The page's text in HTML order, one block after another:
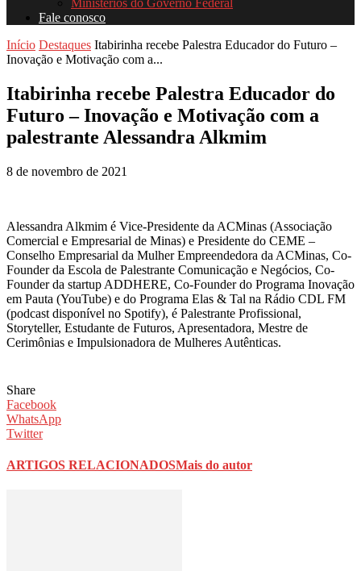
Ministérios do Governo Federal
Fale conosco
Início Destaques Itabirinha recebe Palestra Educador do Futuro –
Inovação e Motivação com a...
Itabirinha recebe Palestra Educador do
Futuro – Inovação e Motivação com a
palestrante Alessandra Alkmim
8 de novembro de 2021
Alessandra Alkmim é Vice-Presidente da ACMinas (Associação
Comercial e Empresarial de Minas) e Presidente do CEME –
Conselho Empresarial da Mulher Empreendedora da ACMinas, Co-
Founder da Escola de Palestrante Comunicação e Negócios, Co-
Founder da startup ADDHERE, Co-Founder do Programa Inovação
em Pauta (YouTube) e do Programa Elas & Tal na Rádio CDL FM
(podcast disponível no Spotify), é Palestrante Profissional,
Storyteller, Estudante de Futuros, Apresentadora, Mestre de
Cerimônias e Impulsionadora de Mulheres Autênticas.
Share
Facebook
WhatsApp
Twitter
ARTIGOS RELACIONADOSMais do autor